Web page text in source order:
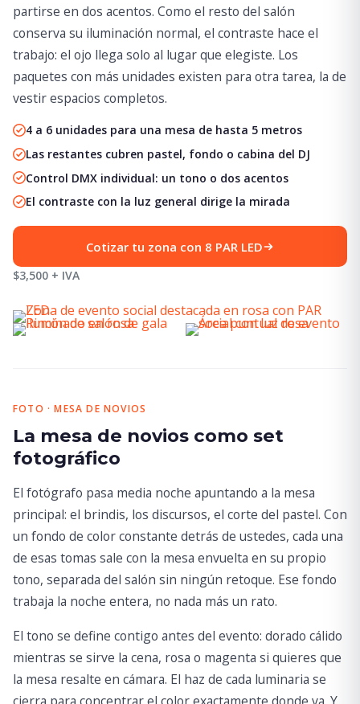
partirse en dos acentos. Como el resto del salón
conserva su iluminación normal, el contraste hace el
trabajo: el ojo llega solo al lugar que elegiste. Los
paquetes con más unidades existen para otra tarea, la de
vestir espacios completos.
4 a 6 unidades para una mesa de hasta 5 metros
Las restantes cubren pastel, fondo o cabina del DJ
Control DMX individual: un tono o dos acentos
El contraste con la luz general dirige la mirada
Cotizar tu zona con 8 PAR LED
$3,500 + IVA
FOTO · MESA DE NOVIOS
La mesa de novios como set
fotográfico
El fotógrafo pasa media noche apuntando a la mesa
principal: el brindis, los discursos, el corte del pastel. Con
un fondo de color constante detrás de ustedes, cada una
de esas tomas sale con la mesa envuelta en su propio
tono, separada del salón sin ningún retoque. Ese fondo
trabaja la noche entera, no nada más un rato.
El tono se define contigo antes del evento: dorado cálido
mientras se sirve la cena, rosa o magenta si quieres que
la mesa resalte en cámara. El haz de cada luminaria se